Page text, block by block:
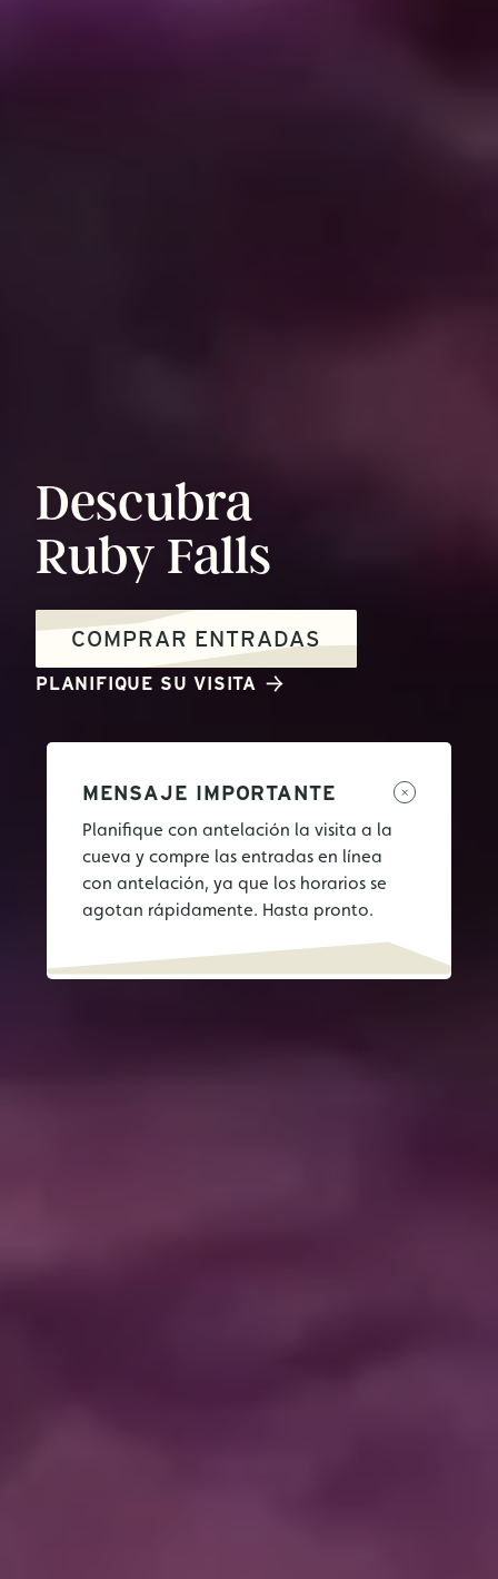
Descubra
Ruby Falls
COMPRAR ENTRADAS
PLANIFIQUE SU VISITA
MENSAJE IMPORTANTE
Planifique con antelación la visita a la
cueva y compre las entradas en línea
con antelación, ya que los horarios se
agotan rápidamente. Hasta pronto.